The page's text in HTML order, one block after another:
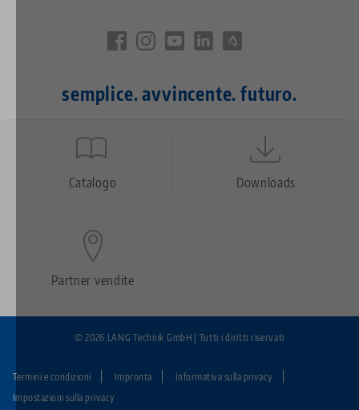
semplice. avvincente. futuro.
Quicklinks
FooterCatalogo Downloads
Partner vendite
Fußzeile:
Termini e condizioni Impronta
Informativa sulla privacy
Impostazioni sulla privacy
© 2026 LANG Technik GmbH | Tutti i diritti riservati